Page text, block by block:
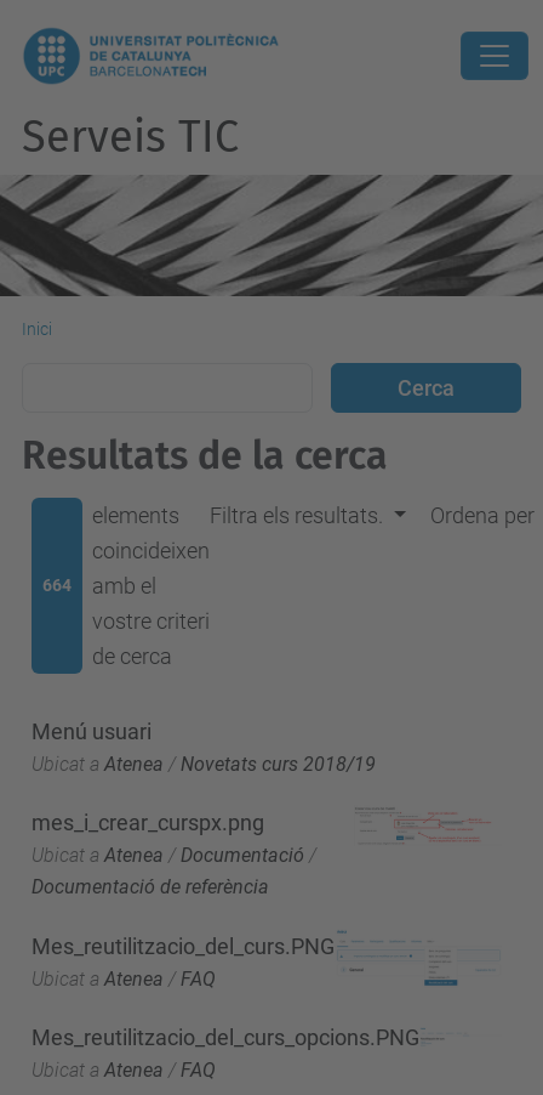
Serveis TIC
Inici
Resultats de la cerca
664
elements
coincideixen
amb el
vostre criteri
de cerca
Filtra els resultats. Ordena per
Menú usuari
Ubicat a Atenea / Novetats curs 2018/19
mes_i_crear_curspx.png
Ubicat a Atenea /Documentació /
Documentació de referència
Mes_reutilitzacio_del_curs.PNG
Ubicat a Atenea / FAQ
Mes_reutilitzacio_del_curs_opcions.PNG
Ubicat a Atenea /FAQ